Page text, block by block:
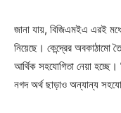
জানা যায়, বিজিএমইএ এরই
নিয়েছে। কেন্দ্রের অবকাঠামো
আর্থিক সহযোগিতা নেয়া
নগদ অর্থ ছাড়াও অন্যান্য